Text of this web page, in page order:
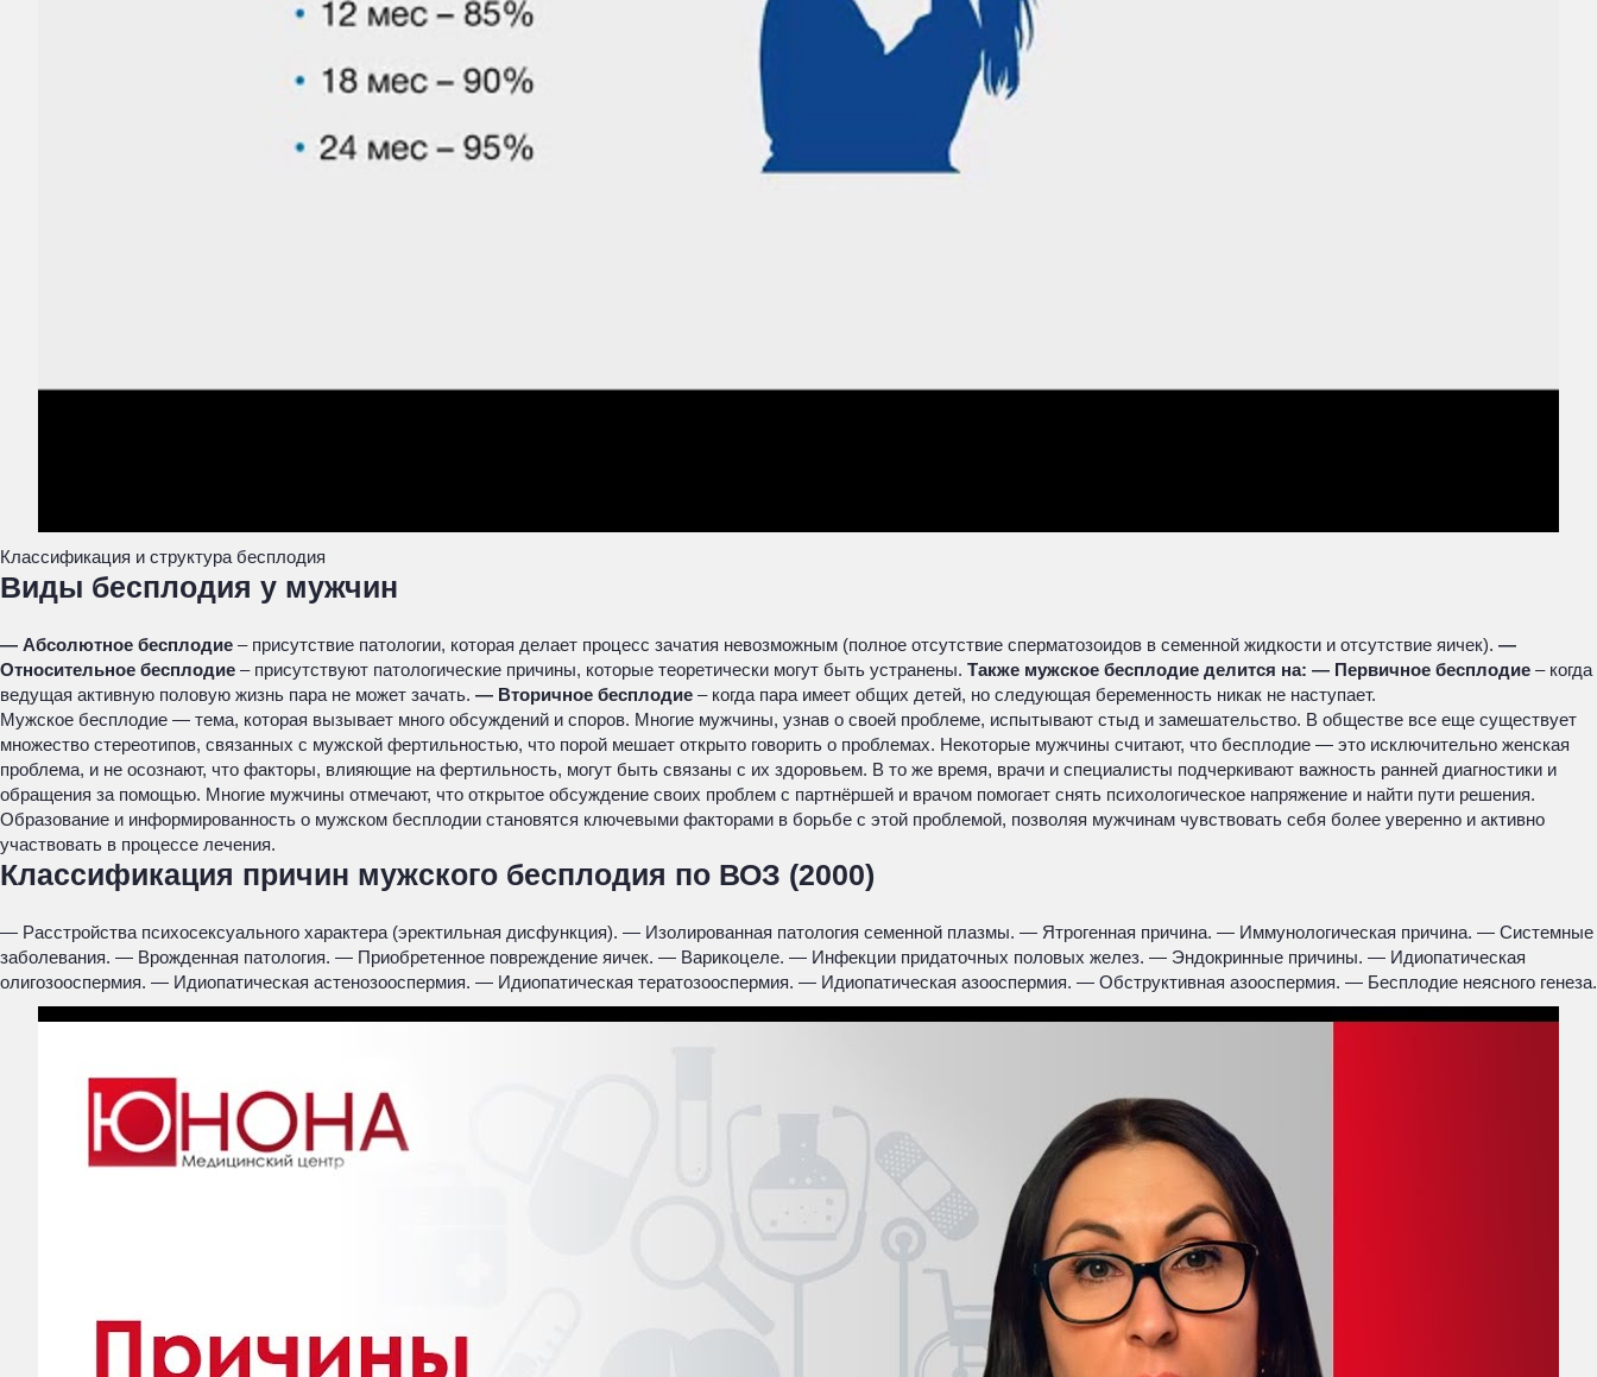
Классификация и структура бесплодия
Виды бесплодия у мужчин
— Абсолютное бесплодие – присутствие патологии, которая делает процесс зачатия невозможным (полное отсутствие сперматозоидов в семенной жидкости и отсутствие яичек). —
Относительное бесплодие – присутствуют патологические причины, которые теоретически могут быть устранены. Также мужское бесплодие делится на: — Первичное бесплодие – когда
ведущая активную половую жизнь пара не может зачать. — Вторичное бесплодие – когда пара имеет общих детей, но следующая беременность никак не наступает.
Мужское бесплодие — тема, которая вызывает много обсуждений и споров. Многие мужчины, узнав о своей проблеме, испытывают стыд и замешательство. В обществе все еще существует
множество стереотипов, связанных с мужской фертильностью, что порой мешает открыто говорить о проблемах. Некоторые мужчины считают, что бесплодие — это исключительно женская
проблема, и не осознают, что факторы, влияющие на фертильность, могут быть связаны с их здоровьем. В то же время, врачи и специалисты подчеркивают важность ранней диагностики и
обращения за помощью. Многие мужчины отмечают, что открытое обсуждение своих проблем с партнёршей и врачом помогает снять психологическое напряжение и найти пути решения.
Образование и информированность о мужском бесплодии становятся ключевыми факторами в борьбе с этой проблемой, позволяя мужчинам чувствовать себя более уверенно и активно
участвовать в процессе лечения.
Классификация причин мужского бесплодия по ВОЗ (2000)
— Расстройства психосексуального характера (эректильная дисфункция). — Изолированная патология семенной плазмы. — Ятрогенная причина. — Иммунологическая причина. — Системные
заболевания. — Врожденная патология. — Приобретенное повреждение яичек. — Варикоцеле. — Инфекции придаточных половых желез. — Эндокринные причины. — Идиопатическая
олигозооспермия. — Идиопатическая астенозооспермия. — Идиопатическая тератозооспермия. — Идиопатическая азооспермия. — Обструктивная азооспермия. — Бесплодие неясного генеза.